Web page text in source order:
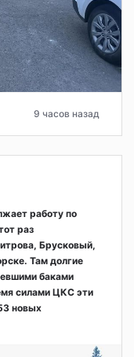
9 часов назад
работу по
раз
Брусковый,
Там долгие
баками
силами ЦКС эти
новых